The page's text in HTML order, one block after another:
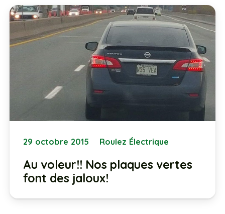
29 octobre 2015 Roulez Électrique
Au voleur!! Nos plaques vertes
font des jaloux!